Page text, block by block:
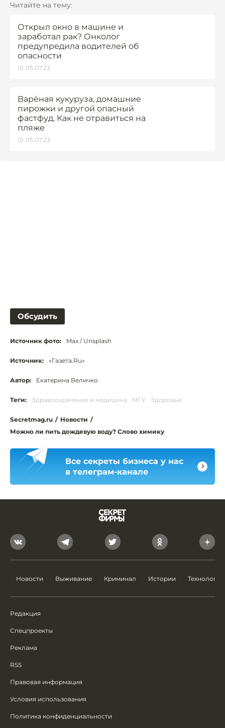
Читайте на тему:
Открыл окно в машине и
заработал рак? Онколог
предупредила водителей об
опасности
05.07.23
Варёная кукуруза, домашние
пирожки и другой опасный
фастфуд. Как не отравиться на
пляже
05.07.23
Обсудить
Источник фото: Max / Unsplash
Источник: «Газета.Ru»
Автор: Екатерина Величко
Теги: Здравоохранение и медицина МГУ Здоровье
Secretmag.ru / Новости /
Можно ли пить дождевую воду? Слово химику
Все секреты бизнеса у нас
в телеграм-канале
Новости Выживание Криминал Истории Технологии
Редакция
Спецпроекты
Реклама
RSS
Правовая информация
Условия использования
Политика конфиденциальности